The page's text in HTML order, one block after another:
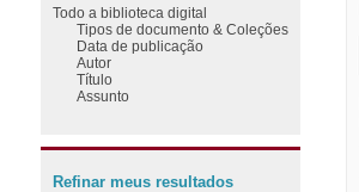
Todo a biblioteca digital
Tipos de documento & Coleções
Data de publicação
Autor
Título
Assunto
Refinar meus resultados